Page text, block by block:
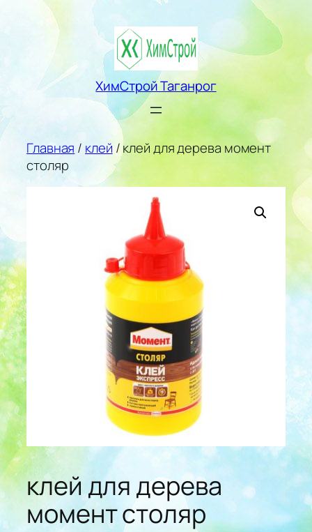
Перейти
ХимСтрой Таганрог
Главная / клей / клей для дерева момент
столяр
клей для дерева
момент столяр